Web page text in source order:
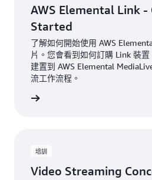
AWS Elemental Link
Started
了解如何開始使用 AWS
片。您會看到如何訂購 Link 裝
建置到 AWS Elemental
流工作流程。
培訓
Video Streaming